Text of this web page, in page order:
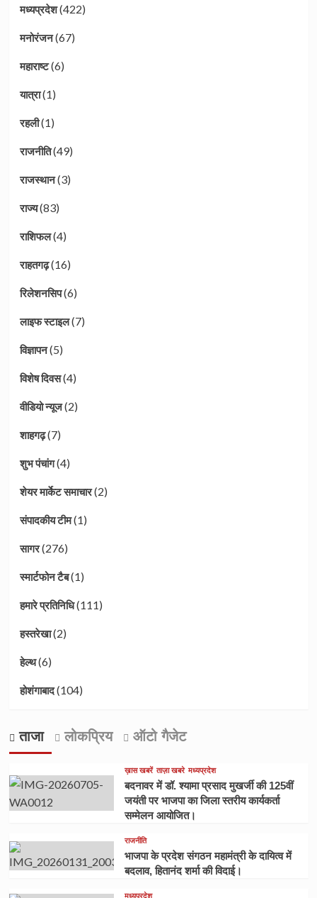
मध्यप्रदेश(422)
मनोरंजन(67)
महाराष्ट(6)
यात्रा(1)
रहली(1)
राजनीति(49)
राजस्थान(3)
राज्य(83)
राशिफल(4)
राहतगढ़(16)
रिलेशनसिप(6)
लाइफ स्टाइल(7)
विज्ञापन(5)
विशेष दिवस(4)
वीडियो न्यूज(2)
शाहगढ़(7)
शुभ पंचांग(4)
शेयर मार्केट समाचार(2)
संपादकीय टीम(1)
सागर(276)
स्मार्टफोन टैब(1)
हमारे प्रतिनिधि(111)
हस्तरेखा(2)
हेल्थ(6)
होशंगाबाद(104)
ताजा लोकप्रिय ऑटो गैजेट
ख़ास खबरें ताज़ा खबरे मध्यप्रदेश
बदनावर में डॉ. श्यामा प्रसाद मुखर्जी की 125वीं
जयंती पर भाजपा का जिला स्तरीय कार्यकर्ता
सम्मेलन आयोजित।
राजनीति
भाजपा के प्रदेश संगठन महामंत्री के दायित्व में
बदलाव, हितानंद शर्मा की विदाई।
मध्यप्रदेश